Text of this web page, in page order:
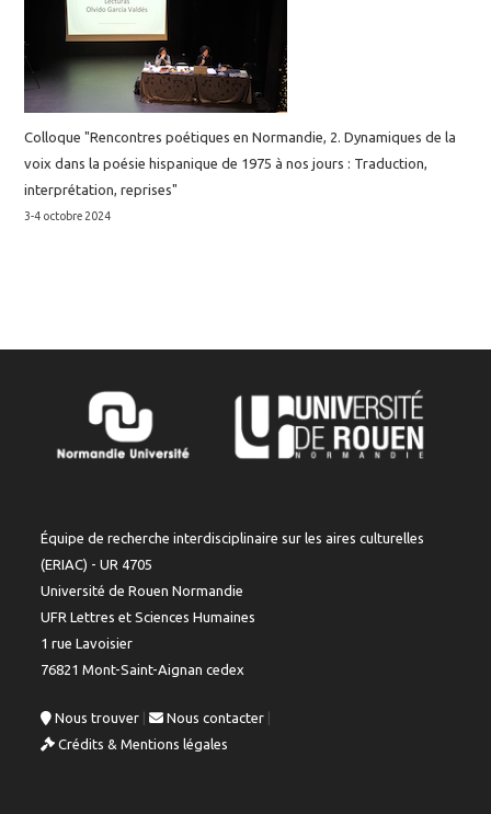
Colloque "Rencontres poétiques en Normandie, 2. Dynamiques de la
voix dans la poésie hispanique de 1975 à nos jours : Traduction,
interprétation, reprises"
3-4 octobre 2024
Équipe de recherche interdisciplinaire sur les aires culturelles
(ERIAC) - UR 4705
Université de Rouen Normandie
UFR Lettres et Sciences Humaines
1 rue Lavoisier
76821 Mont-Saint-Aignan cedex
Nous trouver | Nous contacter
Crédits & Mentions légales